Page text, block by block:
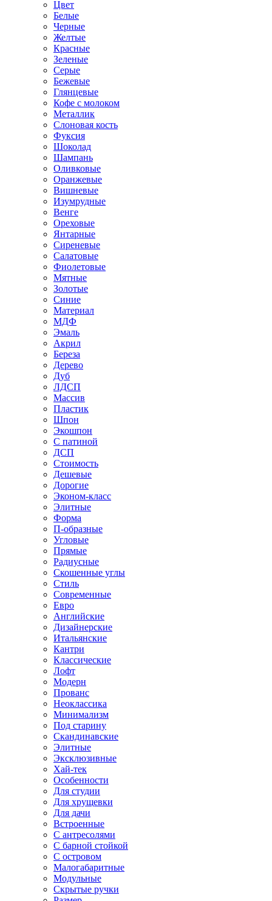
Цвет
Белые
Черные
Желтые
Красные
Зеленые
Серые
Бежевые
Глянцевые
Кофе с молоком
Металлик
Слоновая кость
Фуксия
Шоколад
Шампань
Оливковые
Оранжевые
Вишневые
Изумрудные
Венге
Ореховые
Янтарные
Сиреневые
Салатовые
Фиолетовые
Мятные
Золотые
Синие
Материал
МДФ
Эмаль
Акрил
Береза
Дерево
Дуб
ЛДСП
Массив
Пластик
Шпон
Экошпон
С патиной
ДСП
Стоимость
Дешевые
Дорогие
Эконом-класс
Элитные
Форма
П-образные
Угловые
Прямые
Радиусные
Скошенные углы
Стиль
Современные
Евро
Английские
Дизайнерские
Итальянские
Кантри
Классические
Лофт
Модерн
Прованс
Неоклассика
Минимализм
Под старину
Скандинавские
Элитные
Эксклюзивные
Хай-тек
Особенности
Для студии
Для хрущевки
Для дачи
Встроенные
С антресолями
С барной стойкой
С островом
Малогабаритные
Модульные
Скрытые ручки